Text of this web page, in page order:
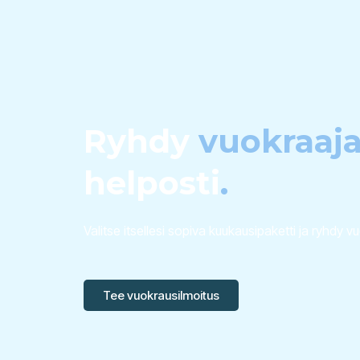
Ryhdy
helposti.
Valitse itsellesi sopiva kuukausipaketti ja ryhdy
Tee vuokrausilmoitus